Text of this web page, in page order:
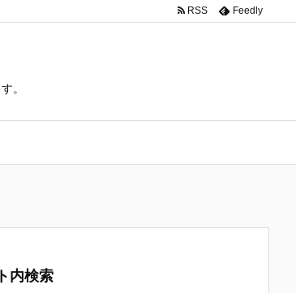
。
RSS Feedly
内検索